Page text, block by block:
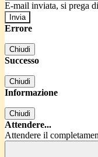
E-mail inviata, si prega
Errore
Chiudi
Successo
Chiudi
Informazione
Chiudi
Attendere...
Attendere il